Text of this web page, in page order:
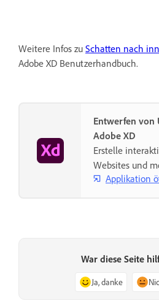
Weitere Infos zu Schatten nach
Adobe XD Benutzerhandbuch.
Entwerfen von
Adobe XD
Erstelle
Websites und
Applikation
War diese Seite
Ja, danke